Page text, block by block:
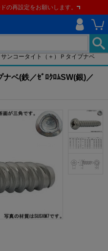
の再設定をお願いします。
サンコータイト（＋）Ｐタイプナベ
ベ(鉄／ｾﾞﾛｸﾛﾑSW(銀)／